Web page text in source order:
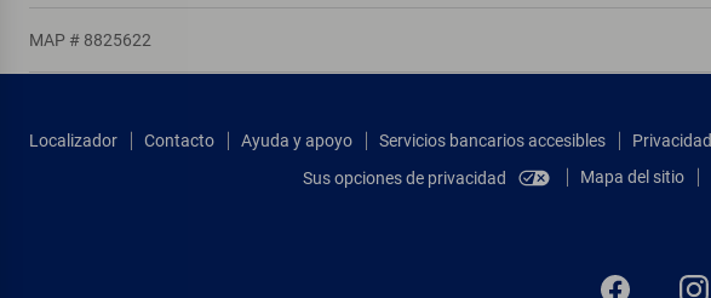
MAP # 8825622
Localizador Contacto Ayuda y apoyo Servicios bancarios accesibles Privacidad
Sus opciones de privacidad
Mapa del sitio